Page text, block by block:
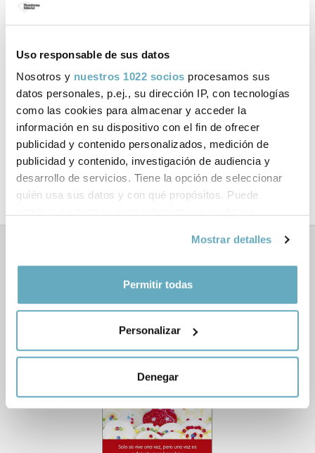
Uso responsable de sus datos
Nosotros y nuestros 1022 socios procesamos sus
datos personales, p.ej., su dirección IP, con tecnologías
como las cookies para almacenar y acceder la
información en su dispositivo con el fin de ofrecer
publicidad y contenido personalizados, medición de
publicidad y contenido, investigación de audiencia y
desarrollo de servicios. Tiene la opción de seleccionar
quién usa sus datos y con qué propósitos. Puede
Si lo permite, también quisiéramos:
geográfica que puede tener una precisión de varios
Identificar su dispositivo analizándolo activamente
datos personales y establezca sus preferencias en la
sección de datos. Puede cambiar o retirar su
Mostrar detalles
Permitir todas
Personalizar
Denegar
Ficha técnica
Páginas:
Tema: Desarrollo personal
Tapa blanda con solapas
Año de publicación:Abril 2019